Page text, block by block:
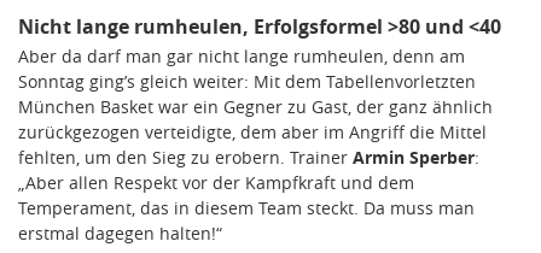
Nicht lange rumheulen, Erfolgsformel >80 und <40
Aber da darf man gar nicht lange rumheulen, denn am
Sonntag ging’s gleich weiter: Mit dem Tabellenvorletzten
München Basket war ein Gegner zu Gast, der ganz ähnlich
zurückgezogen verteidigte, dem aber im Angriff die Mittel
fehlten, um den Sieg zu erobern. Trainer Armin Sperber:
„Aber allen Respekt vor der Kampfkraft und dem
Temperament, das in diesem Team steckt. Da muss man
erstmal dagegen halten!“